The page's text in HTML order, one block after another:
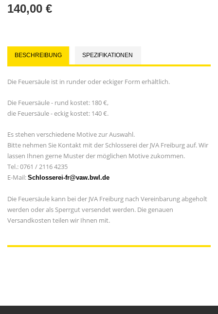
140,00 €
BESCHREIBUNG SPEZIFIKATIONEN
Die Feuersäule ist in runder oder eckiger Form erhältlich.
Die Feuersäule - rund kostet: 180 €,
die Feuersäule - eckig kostet: 140 €.
Es stehen verschiedene Motive zur Auswahl.
Bitte nehmen Sie Kontakt mit der Schlosserei der JVA Freiburg auf. Wir
lassen Ihnen gerne Muster der möglichen Motive zukommen.
Tel.: 0761 / 2116 4235
E-Mail: Schlosserei-fr@vaw.bwl.de
Die Feuersäule kann bei der JVA Freiburg nach Vereinbarung abgeholt
werden oder als Sperrgut versendet werden. Die genauen
Versandkosten teilen wir Ihnen mit.